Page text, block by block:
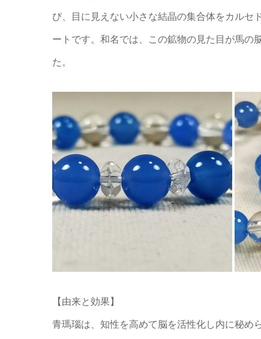
び、目に見えない小さな結晶の集合体をカルセ
ートです。和名では、この鉱物の見た目が馬の
た。
【由来と効果】
青瑪瑙は、知性を高めて脳を活性化し内に秘め